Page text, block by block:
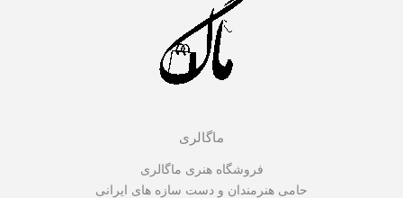
ماگالری
فروشگاه هنری ماگالری
حامی هنرمندان و دست سازه های ایرانی